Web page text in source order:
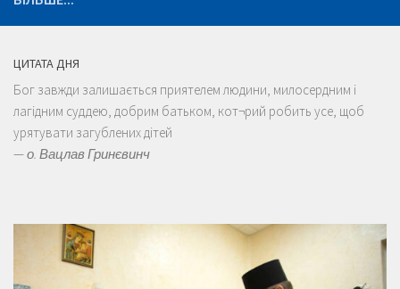
ЦИТАТА ДНЯ
Бог завжди залишається приятелем людини, милосердним і
лагідним суддею, добрим батьком, кот¬рий робить усе, щоб
урятувати загублених дітей
—о. Вацлав Гринєвинч